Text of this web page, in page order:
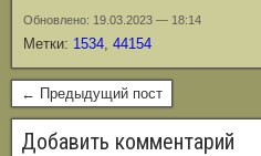
Обновлено: 19.03.2023 — 18:14
Метки: 1534, 44154
← Предыдущий пост
Добавить комментарий